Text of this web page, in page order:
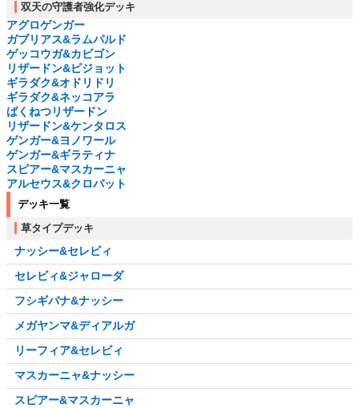
双天の守護者強化デッキ
アグロゲンガー
ガブリアス&ラムパルド
ゲッコウガ&カビゴン
リザードン&ピジョット
ギラダク&オドリドリ
ギラダク&ネッコアラ
ばくねつリザードン
リザードン&ケンタロス
ゲンガー&ヨノワール
ゲンガー&ギラティナ
スピアー&マスカーニャ
アルセウス&クロバット
デッキ一覧
草タイプデッキ
ナッシー&セレビィ
セレビィ&ジャローダ
フシギバナ&ナッシー
メガヤンマ&ディアルガ
リーフィア&セレビィ
マスカーニャ&ナッシー
スピアー&マスカーニャ